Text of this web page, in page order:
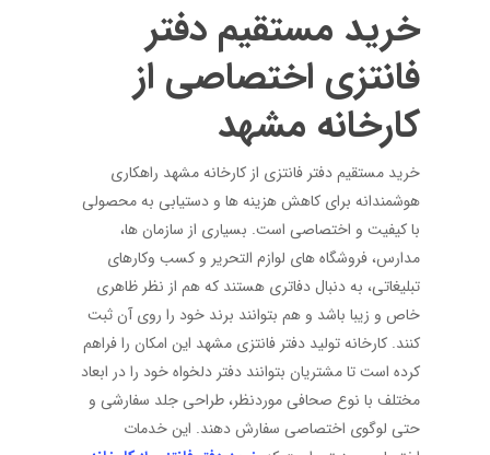
خرید مستقیم دفتر
فانتزی اختصاصی از
کارخانه مشهد
خرید مستقیم دفتر فانتزی از کارخانه مشهد راهکاری
هوشمندانه برای کاهش هزینه ها و دستیابی به محصولی
با کیفیت و اختصاصی است. بسیاری از سازمان ها،
مدارس، فروشگاه های لوازم التحریر و کسب وکارهای
تبلیغاتی، به دنبال دفاتری هستند که هم از نظر ظاهری
خاص و زیبا باشد و هم بتوانند برند خود را روی آن ثبت
کنند. کارخانه تولید دفتر فانتزی مشهد این امکان را فراهم
کرده است تا مشتریان بتوانند دفتر دلخواه خود را در ابعاد
مختلف با نوع صحافی موردنظر، طراحی جلد سفارشی و
حتی لوگوی اختصاصی سفارش دهند. این خدمات